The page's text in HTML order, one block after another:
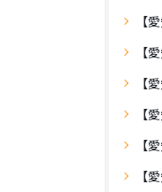
【愛
【
【
【
【愛
【